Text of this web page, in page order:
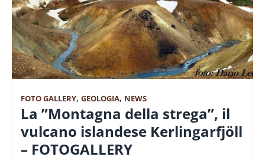
FOTO GALLERY, GEOLOGIA, NEWS
La ”Montagna della strega”, il
vulcano islandese Kerlingarfjöll
– FOTOGALLERY